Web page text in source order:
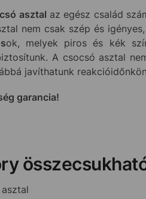
asztal az egész család
nem csak szép és
ok, melyek piros és kék
A csocsó asztal
javíthatunk
garancia!